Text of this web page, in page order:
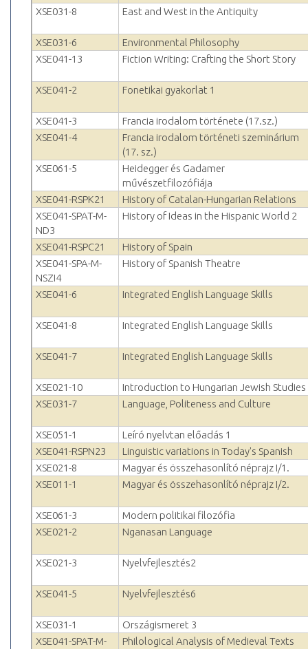
XSE031-8 East and West in the Antiquity
XSE031-6
Environmental Philosophy
XSE041-13
Fiction Writing: Crafting the Short Story
XSE041-2 Fonetikai gyakorlat 1
XSE041-3
Francia irodalom története (17.sz.)
XSE041-4
Francia irodalom történeti szeminárium
(17. sz.)
XSE061-5
Heidegger és Gadamer
művészetfilozófiája
XSE041-RSPK21
History of Catalan-Hungarian Relations
XSE041-SPAT-M-
ND3
History of Ideas in the Hispanic World 2
XSE041-RSPC21
History of Spain
XSE041-SPA-M-
NSZI4
History of Spanish Theatre
XSE041-6 Integrated English Language Skills
XSE041-8 Integrated English Language Skills
XSE041-7 Integrated English Language Skills
XSE021-10
Introduction to Hungarian Jewish Studies
XSE031-7
Language, Politeness and Culture
XSE051-1
Leíró nyelvtan előadás 1
XSE041-RSPN23
Linguistic variations in Today's Spanish
XSE021-8
Magyar és összehasonlító néprajz I/1.
XSE011-1
Magyar és összehasonlító néprajz I/2.
XSE061-3
Modern politikai filozófia
XSE021-2
Nganasan Language
XSE021-3 Nyelvfejlesztés2
XSE041-5 Nyelvfejlesztés6
XSE031-1
Országismeret 3
XSE041-SPAT-M-
Philological Analysis of Medieval Texts